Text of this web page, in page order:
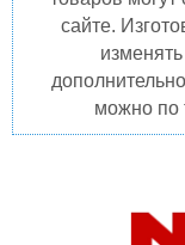
сайте.
можно по